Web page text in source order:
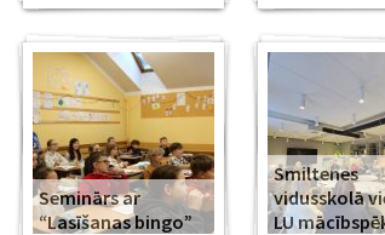
Seminārs ar
“Lasīšanas bingo”
Smiltenes
vidusskolā
LU